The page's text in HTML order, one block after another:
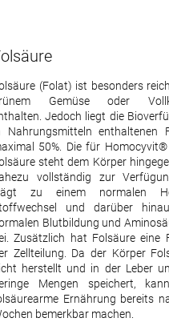
(Folat) ist besonders
Gemüse oder
Jedoch liegt die
Nahrungsmitteln enthaltenen
50%. Die für
steht dem Körper
vollständig zur
zu einem normalen
und darüber
Blutbildung und
Zusätzlich hat Folsäure eine
Zellteilung. Da der Körper
herstellt und in der Leber
Mengen speichert,
Ernährung bereits
bemerkbar machen.